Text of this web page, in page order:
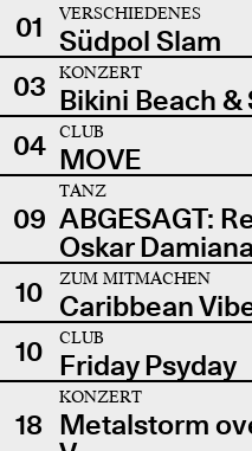
01
VERSCHIEDENES
Südpol Slam
03
KONZERT
Bikini Beach &
04
CLUB
MOVE
09
TANZ
ABGESAGT:
Oskar
10
ZUM MITMACHEN
Caribbean
10
CLUB
Friday Psyday
18
KONZERT
Metalstorm